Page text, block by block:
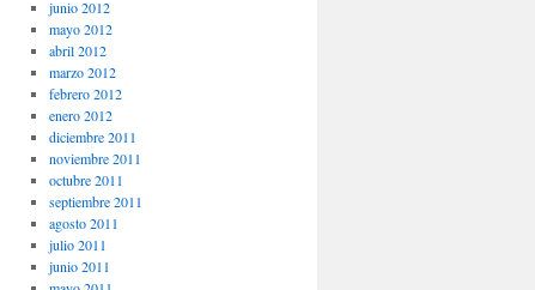
junio 2012
mayo 2012
abril 2012
marzo 2012
febrero 2012
enero 2012
diciembre 2011
noviembre 2011
octubre 2011
septiembre 2011
agosto 2011
julio 2011
junio 2011